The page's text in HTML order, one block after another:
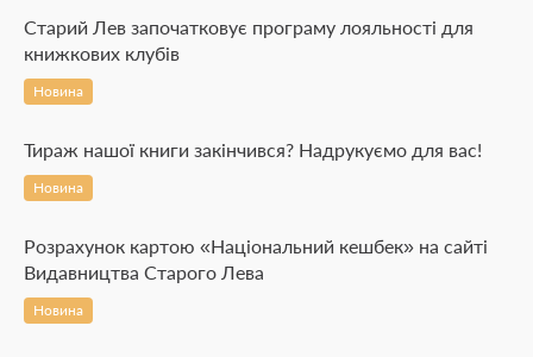
Старий Лев започатковує програму лояльності для
книжкових клубів
Новина
Тираж нашої книги закінчився? Надрукуємо для вас!
Новина
Розрахунок картою «Національний кешбек» на сайті
Видавництва Старого Лева
Новина